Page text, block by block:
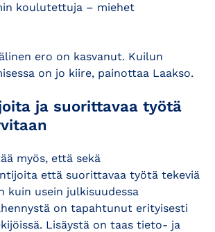
koulutettuja – miehet
ero on kasvanut. Kuilun
on jo kiire, painottaa Laakso.
ja suorittavaa työtä
myös, että sekä
että suorittavaa työtä tekeviä
kuin usein julkisuudessa
on tapahtunut erityisesti
Lisäystä on taas tieto- ja